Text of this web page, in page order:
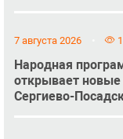
7 августа 2026
Народная
открывает новые
Сергиево-